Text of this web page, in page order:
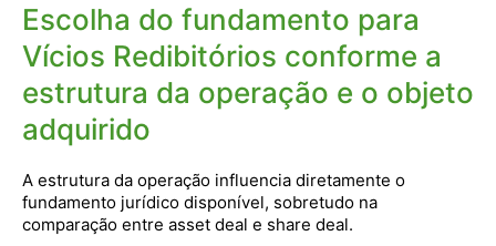
Escolha do fundamento para
Vícios Redibitórios conforme a
estrutura da operação e o objeto
adquirido
A estrutura da operação influencia diretamente o
fundamento jurídico disponível, sobretudo na
comparação entre asset deal e share deal.